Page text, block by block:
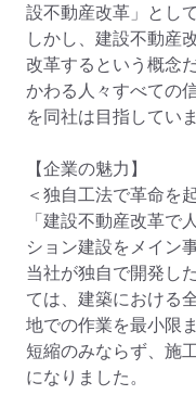
設不動産改革」とし
しかし、建設不動産
改革するという概念
かわる人々すべての
を同社は目指していま
【企業の魅力】
＜独自工法で革命を
「建設不動産改革で
ション建設をメイン
当社が独自で開発し
ては、建築における
地での作業を最小限
短縮のみならず、施
になりました。